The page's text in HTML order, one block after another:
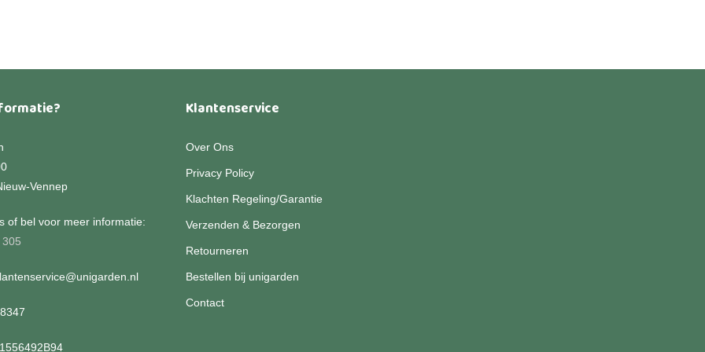
kan
Vennep
of bel voor meer informatie:
Klantenservice
Over Ons
Privacy Policy
Klachten Regeling/Garantie
Verzenden & Bezorgen
Retourneren
Bestellen bij unigarden
Contact